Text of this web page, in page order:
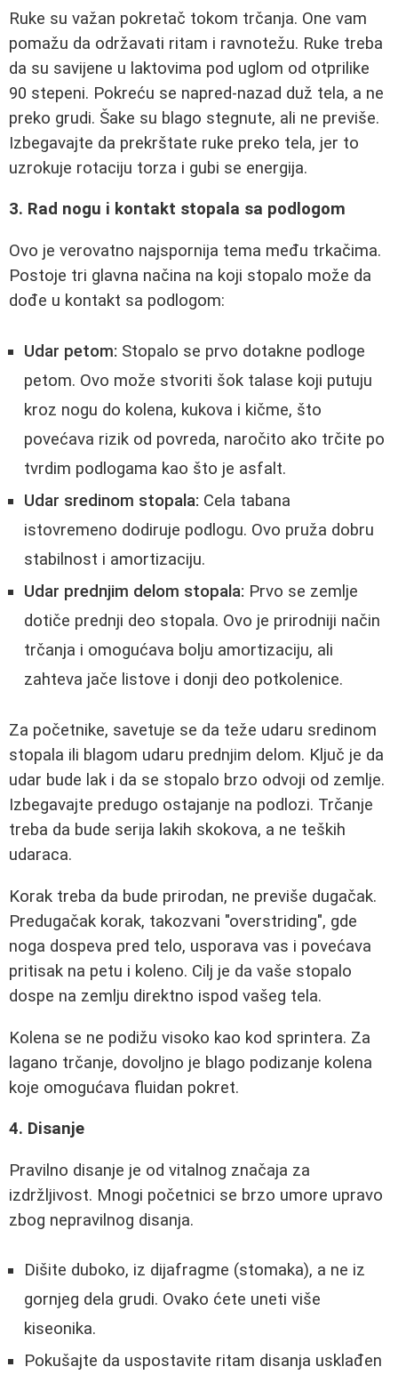
Ruke su važan pokretač tokom trčanja. One vam
pomažu da održavati ritam i ravnotežu. Ruke treba
da su savijene u laktovima pod uglom od otprilike
90 stepeni. Pokreću se napred-nazad duž tela, a ne
preko grudi. Šake su blago stegnute, ali ne previše.
Izbegavajte da prekrštate ruke preko tela, jer to
uzrokuje rotaciju torza i gubi se energija.
3. Rad nogu i kontakt stopala sa podlogom
Ovo je verovatno najspornija tema među trkačima.
Postoje tri glavna načina na koji stopalo može da
dođe u kontakt sa podlogom:
Udar petom: Stopalo se prvo dotakne podloge
petom. Ovo može stvoriti šok talase koji putuju
kroz nogu do kolena, kukova i kičme, što
povećava rizik od povreda, naročito ako trčite po
tvrdim podlogama kao što je asfalt.
Udar sredinom stopala: Cela tabana
istovremeno dodiruje podlogu. Ovo pruža dobru
stabilnost i amortizaciju.
Udar prednjim delom stopala: Prvo se zemlje
dotiče prednji deo stopala. Ovo je prirodniji način
trčanja i omogućava bolju amortizaciju, ali
zahteva jače listove i donji deo potkolenice.
Za početnike, savetuje se da teže udaru sredinom
stopala ili blagom udaru prednjim delom. Ključ je da
udar bude lak i da se stopalo brzo odvoji od zemlje.
Izbegavajte predugo ostajanje na podlozi. Trčanje
treba da bude serija lakih skokova, a ne teških
udaraca.
Korak treba da bude prirodan, ne previše dugačak.
Predugačak korak, takozvani "overstriding", gde
noga dospeva pred telo, usporava vas i povećava
pritisak na petu i koleno. Cilj je da vaše stopalo
dospe na zemlju direktno ispod vašeg tela.
Kolena se ne podižu visoko kao kod sprintera. Za
lagano trčanje, dovoljno je blago podizanje kolena
koje omogućava fluidan pokret.
4. Disanje
Pravilno disanje je od vitalnog značaja za
izdržljivost. Mnogi početnici se brzo umore upravo
zbog nepravilnog disanja.
Dišite duboko, iz dijafragme (stomaka), a ne iz
gornjeg dela grudi. Ovako ćete uneti više
kiseonika.
Pokušajte da uspostavite ritam disanja usklađen